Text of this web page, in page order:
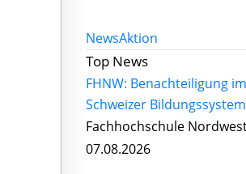
NewsAktion
Top News
FHNW: Benachteiligung im
Schweizer Bildungssystem
Fachhochschule
07.08.2026